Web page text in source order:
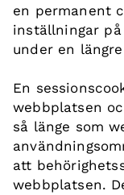
en permanent
inställningar
under en
En
webbplatsen
så länge som
att
webbplatsen.